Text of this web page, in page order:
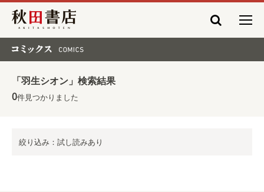
秋田書店
「羽生シオン」検索結果
0件見つかりました
絞り込み：試し読みあり